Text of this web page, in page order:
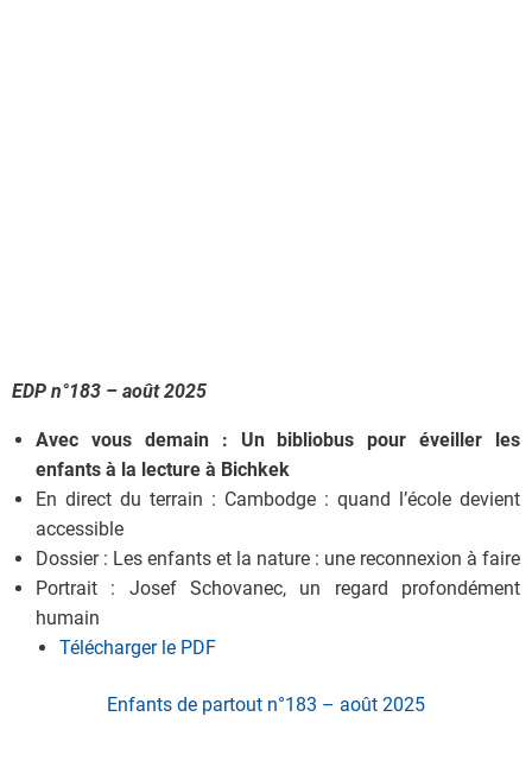
EDP n°183 – août 2025
Avec vous demain : Un bibliobus pour éveiller les
enfants à la lecture à Bichkek
En direct du terrain : Cambodge : quand l’école devient
accessible
Dossier : Les enfants et la nature : une reconnexion à faire
Portrait : Josef Schovanec, un regard profondément
humain
Télécharger le PDF
Enfants de partout n°183 – août 2025